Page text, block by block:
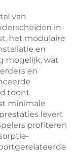
Court 004
van
in
het modulaire
en
mogelijk, wat
en
toont
minimale
levert
profiteren